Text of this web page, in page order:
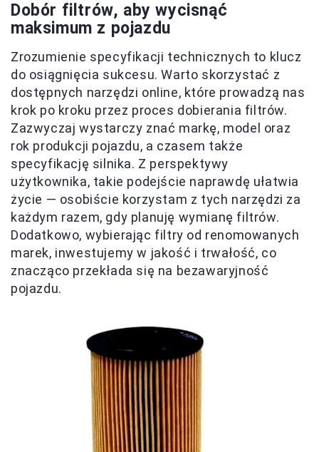
Dobór filtrów, aby wycisnąć
maksimum z pojazdu
Zrozumienie specyfikacji technicznych to klucz
do osiągnięcia sukcesu. Warto skorzystać z
dostępnych narzędzi online, które prowadzą nas
krok po kroku przez proces dobierania filtrów.
Zazwyczaj wystarczy znać markę, model oraz
rok produkcji pojazdu, a czasem także
specyfikację silnika. Z perspektywy
użytkownika, takie podejście naprawdę ułatwia
życie — osobiście korzystam z tych narzędzi za
każdym razem, gdy planuję wymianę filtrów.
Dodatkowo, wybierając filtry od renomowanych
marek, inwestujemy w jakość i trwałość, co
znacząco przekłada się na bezawaryjność
pojazdu.